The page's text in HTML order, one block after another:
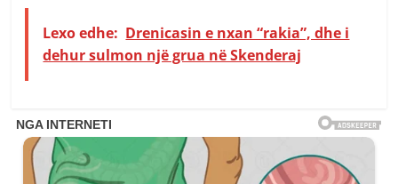
Lexo edhe: Drenicasin e nxan “rakia”, dhe i
dehur sulmon një grua në Skenderaj